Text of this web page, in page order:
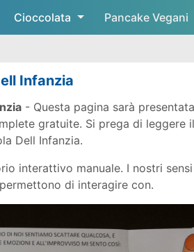
Skip to main
Cioccolata Pancake Vegani
Infanzia
- Questa pagina sarà
gratuite. Si prega di leggere
Dell Infanzia.
interattivo manuale. I nostri
di interagire con.